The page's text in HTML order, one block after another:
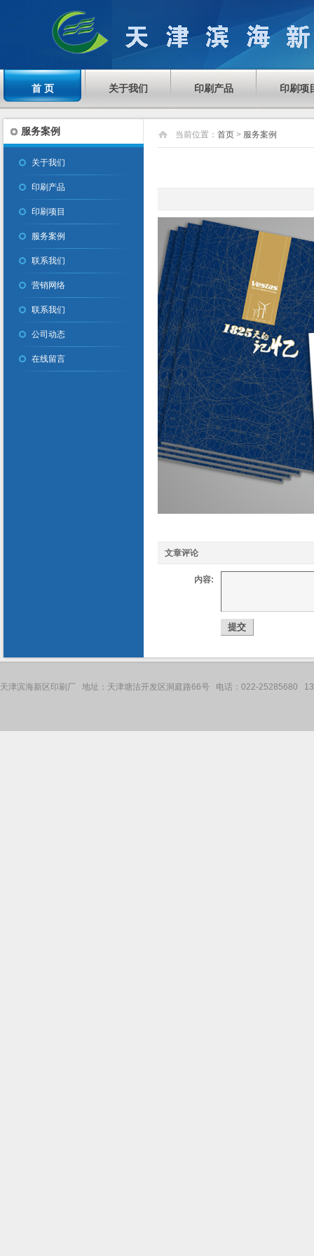
首 页 关于我们 印刷产品 印刷项
服务案例
关于我们
印刷产品
印刷项目
服务案例
联系我们
营销网络
联系我们
公司动态
在线留言
当前位置： 首页 > 服务案例
文章评论
内容:
天津滨海新区印刷厂 地址：天津塘沽开发区洞庭路66号 电话：022-